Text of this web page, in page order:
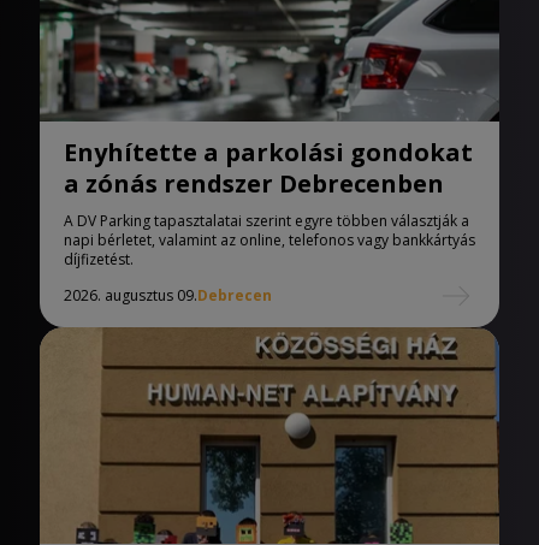
Enyhítette a parkolási gondokat
a zónás rendszer Debrecenben
A DV Parking tapasztalatai szerint egyre többen választják a
napi bérletet, valamint az online, telefonos vagy bankkártyás
díjfizetést.
2026. augusztus 09.Debrecen